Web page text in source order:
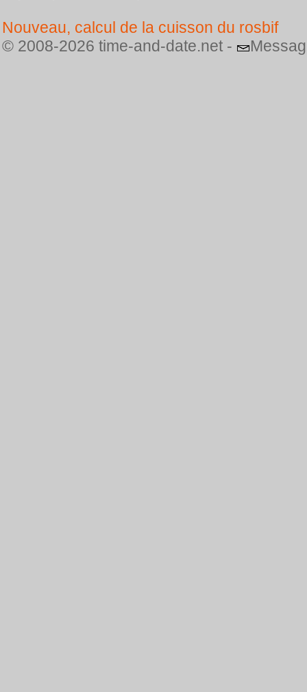
Nouveau, calcul de la cuisson du rosbif
© 2008-2026 time-and-date.net -